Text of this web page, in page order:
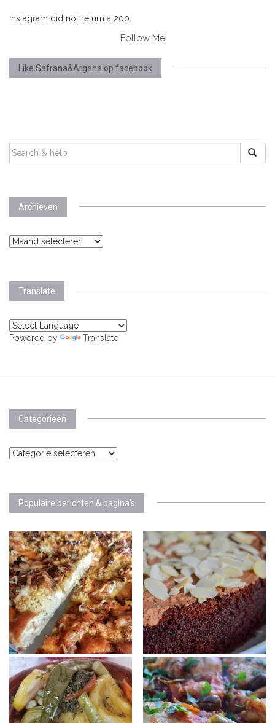
Instagram did not return a 200.
Follow Me!
Like Safrana&Argana op facebook
SEARCH
FOR:
Archieven
Archieven
Translate
Powered by Translate
Categorieën
Categorieën
Populaire berichten & pagina’s